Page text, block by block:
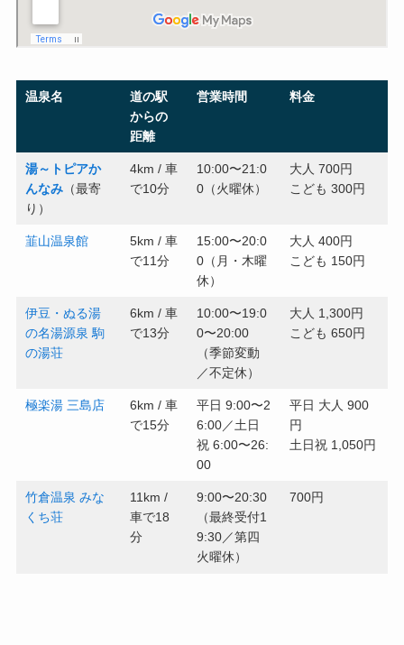
温泉名
道の駅
からの
距離
営業時間 料金
湯～トピアか
んなみ （最寄
り）
4km / 車
で10分
10:00〜21:0
0（火曜休）
大人 700円
こども 300円
韮山温泉館
5km / 車
で11分
15:00〜20:0
0（月・木曜
休）
大人 400円
こども 150円
伊豆・ぬる湯
の名湯源泉 駒
の湯荘
6km / 車
で13分
10:00〜19:0
0〜20:00
（季節変動
／不定休）
大人 1,300円
こども 650円
極楽湯 三島店
6km / 車
で15分
平日 9:00〜2
6:00／土日
祝 6:00〜26:
00
平日 大人 900
円
土日祝 1,050円
竹倉温泉 みな
くち荘
11km /
車で18
分
9:00〜20:30
（最終受付1
9:30／第四
火曜休）
700円